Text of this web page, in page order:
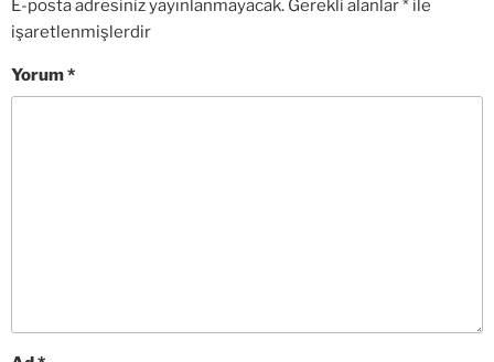
E-posta adresiniz yayınlanmayacak. Gerekli alanlar* ile
işaretlenmişlerdir
Yorum*